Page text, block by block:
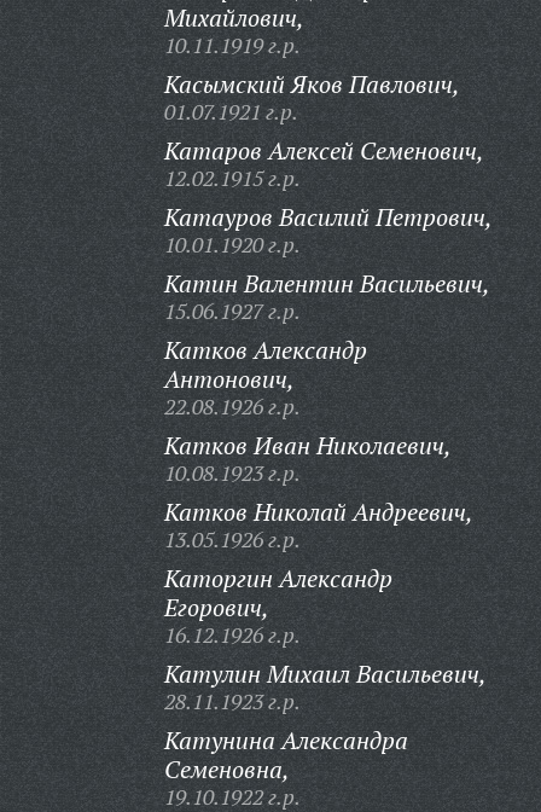
Михайлович,
10.11.1919 г.р.
Касымский Яков Павлович,
01.07.1921 г.р.
Катаров Алексей Семенович,
12.02.1915 г.р.
Катауров Василий Петрович,
10.01.1920 г.р.
Катин Валентин Васильевич,
15.06.1927 г.р.
Катков Александр
Антонович,
22.08.1926 г.р.
Катков Иван Николаевич,
10.08.1923 г.р.
Катков Николай Андреевич,
13.05.1926 г.р.
Каторгин Александр
Егорович,
16.12.1926 г.р.
Катулин Михаил Васильевич,
28.11.1923 г.р.
Катунина Александра
Семеновна,
19.10.1922 г.р.